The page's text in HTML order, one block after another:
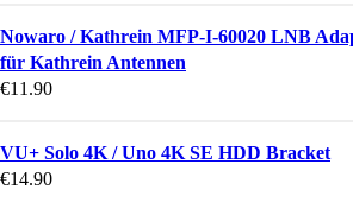
Nowaro / Kathrein MFP-I-60020 LNB
für Kathrein Antennen
€11.90
VU+ Solo 4K / Uno 4K SE HDD Bracket
€14.90